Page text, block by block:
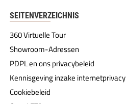
SEITENVERZEICHNIS
360 Virtuelle Tour
Showroom-Adressen
PDPL en ons privacybeleid
Kennisgeving inzake internetprivacy
Cookiebeleid